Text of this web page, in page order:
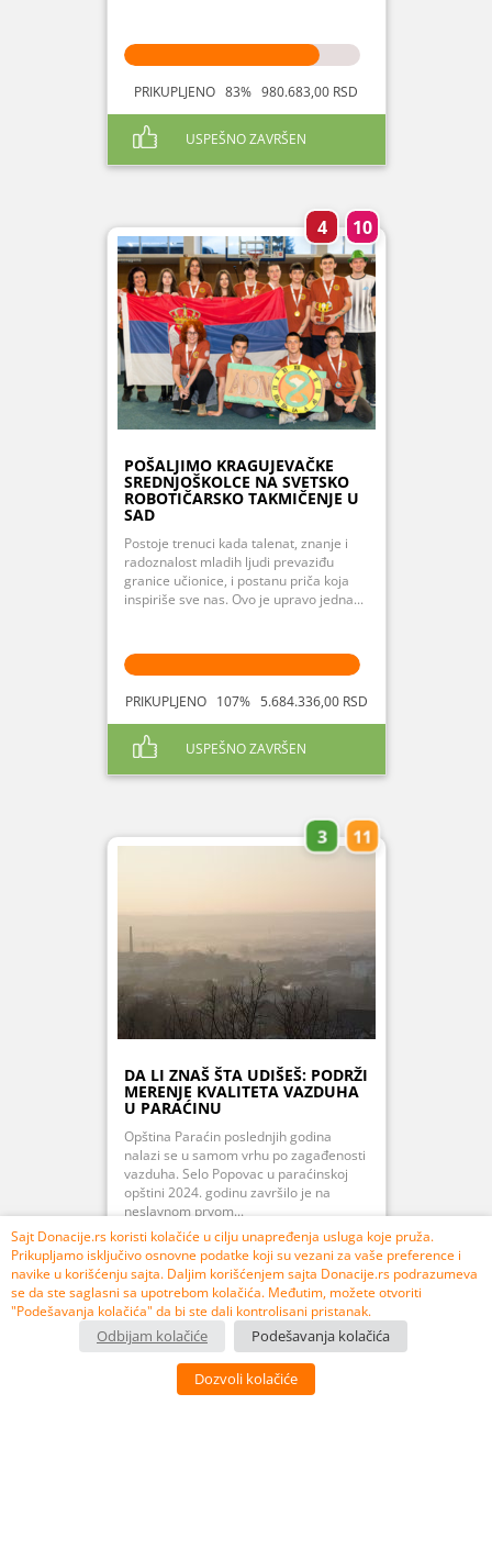
PRIKUPLJENO 83% 980.683,00 RSD
USPEŠNO ZAVRŠEN
4 10
POŠALJIMO KRAGUJEVAČKE
SREDNJOŠKOLCE NA SVETSKO
ROBOTIČARSKO TAKMIČENJE U
SAD
Postoje trenuci kada talenat, znanje i
radoznalost mladih ljudi prevaziđu
granice učionice, i postanu priča koja
inspiriše sve nas. Ovo je upravo jedna...
PRIKUPLJENO 107% 5.684.336,00 RSD
USPEŠNO ZAVRŠEN
3 11
DA LI ZNAŠ ŠTA UDIŠEŠ: PODRŽI
MERENJE KVALITETA VAZDUHA
U PARAĆINU
Opština Paraćin poslednjih godina
nalazi se u samom vrhu po zagađenosti
vazduha. Selo Popovac u paraćinskoj
opštini 2024. godinu završilo je na
neslavnom prvom...
PRIKUPLJENO 107% 106.850,00 RSD
USPEŠNO ZAVRŠEN
Sajt Donacije.rs koristi kolačiće u cilju unapređenja usluga koje pruža.
Prikupljamo isključivo osnovne podatke koji su vezani za vaše preference i
navike u korišćenju sajta. Daljim korišćenjem sajta Donacije.rs podrazumeva
se da ste saglasni sa upotrebom kolačića. Međutim, možete otvoriti
"Podešavanja kolačića" da bi ste dali kontrolisani pristanak.
Odbijam kolačiće Podešavanja kolačića
Dozvoli kolačiće